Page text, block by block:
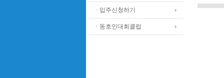
ㆍ입주신청하기
ㆍ동호인대회클럽